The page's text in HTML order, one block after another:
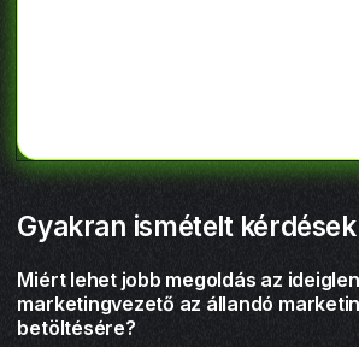
Gyakran ismételt kérdések
Miért lehet jobb megoldás az
marketingvezető az állandó
betöltésére?